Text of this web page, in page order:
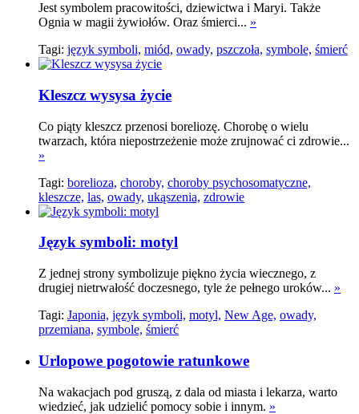
Jest symbolem pracowitości, dziewictwa i Maryi. Także
Ognia w magii żywiołów. Oraz śmierci... »
Tagi: język symboli, miód, owady, pszczoła, symbole, śmierć
Kleszcz wysysa życie
Co piąty kleszcz przenosi boreliozę. Chorobę o wielu
twarzach, która niepostrzeżenie może zrujnować ci zdrowie...
»
Tagi: borelioza, choroby, choroby psychosomatyczne,
kleszcze, las, owady, ukąszenia, zdrowie
Język symboli: motyl
Z jednej strony symbolizuje piękno życia wiecznego, z
drugiej nietrwałość doczesnego, tyle że pełnego uroków... »
Tagi: Japonia, język symboli, motyl, New Age, owady,
przemiana, symbole, śmierć
Urlopowe pogotowie ratunkowe
Na wakacjach pod gruszą, z dala od miasta i lekarza, warto
wiedzieć, jak udzielić pomocy sobie i innym. »